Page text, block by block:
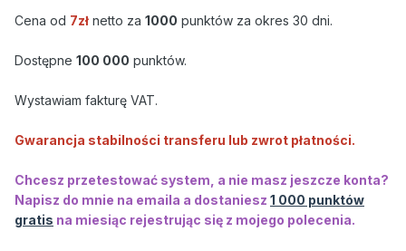
Cena od 7zł netto za 1000 punktów za okres 30 dni.
Dostępne 100 000 punktów.
Wystawiam fakturę VAT.
Gwarancja stabilności transferu lub zwrot płatności.
Chcesz przetestować system, a nie masz jeszcze konta?
Napisz do mnie na emaila a dostaniesz 1 000 punktów
gratis na miesiąc rejestrując się z mojego polecenia.